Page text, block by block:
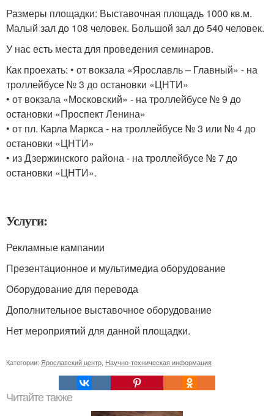
Размеры площадки: Выставочная площадь 1000 кв.м.
Малый зал до 108 человек. Большой зал до 540 человек.
У нас есть места для проведения семинаров.
Как проехать: • от вокзала «Ярославль – Главный» - на
троллейбусе № 3 до остановки «ЦНТИ»
• от вокзала «Московский» - на троллейбусе № 9 до
остановки «Проспект Ленина»
• от пл. Карла Маркса - на троллейбусе № 3 или № 4 до
остановки «ЦНТИ»
• из Дзержинского района - на троллейбусе № 7 до
остановки «ЦНТИ».
Услуги:
Рекламные кампании
Презентационное и мультимедиа оборудование
Оборудование для перевода
Дополнительное выставочное оборудование
Нет мероприятий для данной площадки.
Категории: Ярославский центр Научно-техническая информация
Читайте также